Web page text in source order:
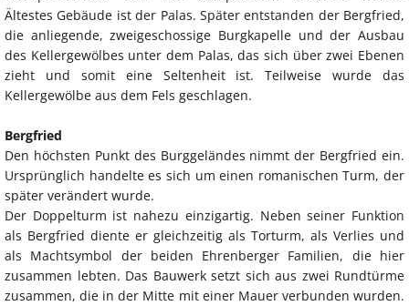
Ältestes Gebäude ist der Palas. Später entstanden der Bergfried,
die anliegende, zweigeschossige Burgkapelle und der Ausbau
des Kellergewölbes unter dem Palas, das sich über zwei Ebenen
zieht und somit eine Seltenheit ist. Teilweise wurde das
Kellergewölbe aus dem Fels geschlagen.
Bergfried
Den höchsten Punkt des Burggeländes nimmt der Bergfried ein.
Ursprünglich handelte es sich um einen romanischen Turm, der
später verändert wurde.
Der Doppelturm ist nahezu einzigartig. Neben seiner Funktion
als Bergfried diente er gleichzeitig als Torturm, als Verlies und
als Machtsymbol der beiden Ehrenberger Familien, die hier
zusammen lebten. Das Bauwerk setzt sich aus zwei Rundtürme
zusammen, die in der Mitte mit einer Mauer verbunden wurden.